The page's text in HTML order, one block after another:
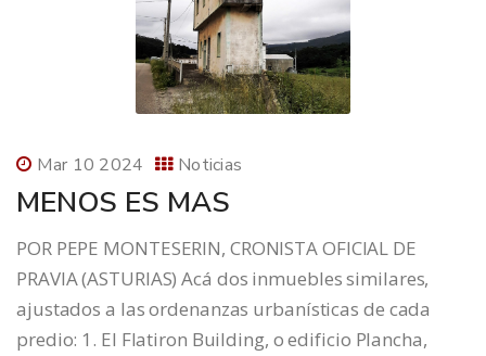
Mar 10 2024 Noticias
MENOS ES MAS
POR PEPE MONTESERIN, CRONISTA OFICIAL DE
PRAVIA (ASTURIAS) Acá dos inmuebles similares,
ajustados a las ordenanzas urbanísticas de cada
predio: 1. El Flatiron Building, o edificio Plancha,